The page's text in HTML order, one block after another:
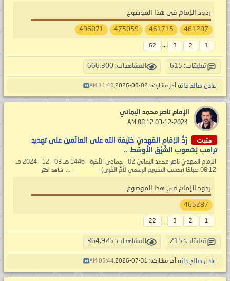
ردود الإمام في هذا الموضوع
461287
461715
475059
496871
1
2
3
...
62
تعليقات: 615 المشاهدات: 666,300
عادل صالح دانه آخر مشاركة: 02-08-2026, 11:48 AM
الإمام ناصر محمد اليماني
مثبت
رَدُّ الإمَام المَهديّ خَليفة الله على العالَمين على تَهديد
ترامب لِشعوب الشَّرْقِ الأوسَط ..
الإمام المهديّ ناصر محمد اليمانيّ 02 - جمادى الآخرة - 1446 هـ 03 - 12 - 2024 مـ
08:12 صباحًا (بحسب التقويم الرسمي لِأُمِّ القُرى) _________ ...
شاهد أكثر
ردود الإمام في هذا الموضوع
465287
1
2
3
...
22
تعليقات: 215 المشاهدات: 364,925
عادل صالح دانه آخر مشاركة: 31-07-2026, 05:44 AM